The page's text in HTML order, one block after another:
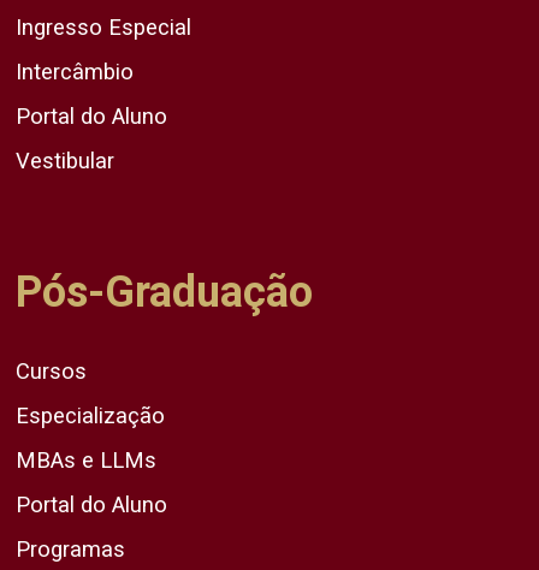
Ingresso Especial
Intercâmbio
Portal do Aluno
Vestibular
Pós-Graduação
Cursos
Especialização
MBAs e LLMs
Portal do Aluno
Programas